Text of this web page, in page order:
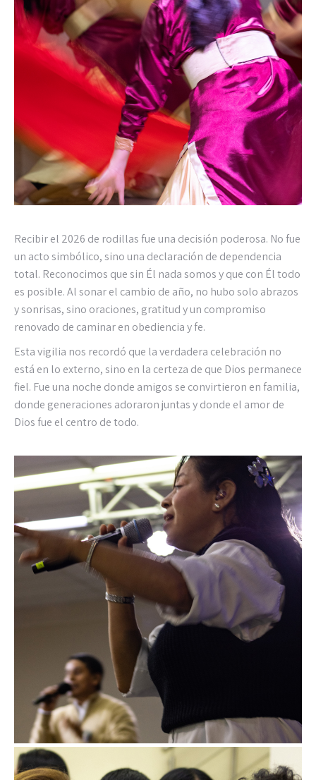
Recibir el 2026 de rodillas fue una decisión poderosa. No fue
un acto simbólico, sino una declaración de dependencia
total. Reconocimos que sin Él nada somos y que con Él todo
es posible. Al sonar el cambio de año, no hubo solo abrazos
y sonrisas, sino oraciones, gratitud y un compromiso
renovado de caminar en obediencia y fe.
Esta vigilia nos recordó que la verdadera celebración no
está en lo externo, sino en la certeza de que Dios permanece
fiel. Fue una noche donde amigos se convirtieron en familia,
donde generaciones adoraron juntas y donde el amor de
Dios fue el centro de todo.